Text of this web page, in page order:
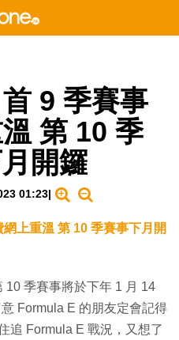
9 季賽事
第 10 季
開鑼
01:23|
10 季賽事將於下年 1 月 14
Formula E 的朋友定會記得
追 Formula E 戰況，又想了